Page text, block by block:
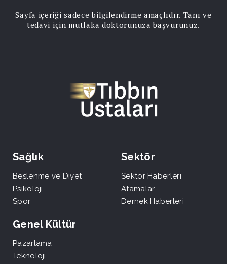
Sayfa içeriği sadece bilgilendirme amaçlıdır. Tanı ve
tedavi için mutlaka doktorunuza başvurunuz.
Sağlık
Beslenme ve Diyet
Psikoloji
Spor
Sektör
Sektör Haberleri
Atamalar
Dernek Haberleri
Genel Kültür
Pazarlama
Teknoloji